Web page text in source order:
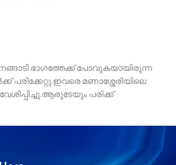
ഭാഗത്തേക്ക് പോവുകയായിരുന്ന
മണാശ്ശേരിയിലെ
പരിക്ക്